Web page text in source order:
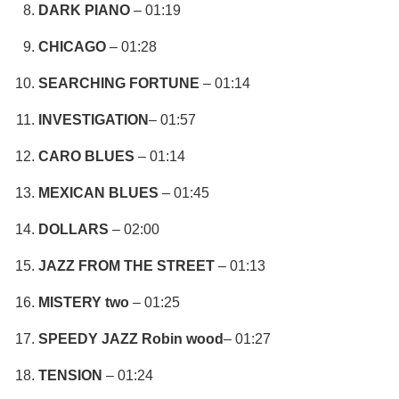
DARK PIANO – 01:19
CHICAGO– 01:28
SEARCHING FORTUNE – 01:14
INVESTIGATION– 01:57
CARO BLUES – 01:14
MEXICAN BLUES – 01:45
DOLLARS – 02:00
JAZZ FROM THE STREET– 01:13
MISTERY two– 01:25
SPEEDY JAZZ Robin wood– 01:27
TENSION – 01:24